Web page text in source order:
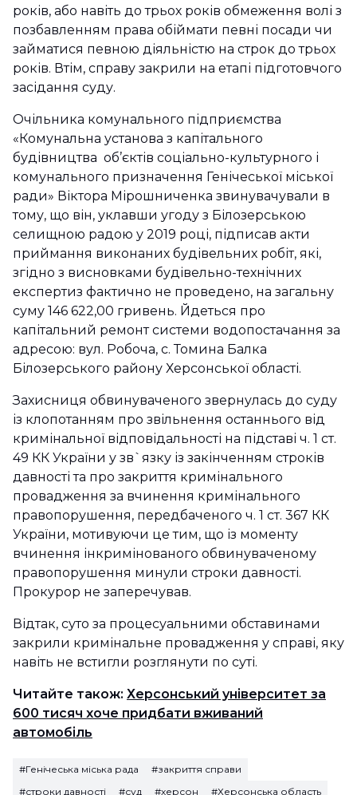
років, або навіть до трьох років обмеження волі з
позбавленням права обіймати певні посади чи
займатися певною діяльністю на строк до трьох
років. Втім, справу закрили на етапі підготовчого
засідання суду.
Очільника комунального підприємства
«Комунальна установа з капітального
будівництва об’єктів соціально-культурного і
комунального призначення Генічеської міської
ради» Віктора Мірошниченка звинувачували в
тому, що він, уклавши угоду з Білозерською
селищною радою у 2019 році, підписав акти
приймання виконаних будівельних робіт, які,
згідно з висновками будівельно-технічних
експертиз фактично не проведено, на загальну
суму 146 622,00 гривень. Йдеться про
капітальний ремонт системи водопостачання за
адресою: вул. Робоча, с. Томина Балка
Білозерського району Херсонської області.
Захисниця обвинуваченого звернулась до суду
із клопотанням про звільнення останнього від
кримінальної відповідальності на підставі ч. 1 ст.
49 КК України у зв`язку із закінченням строків
давності та про закриття кримінального
провадження за вчинення кримінального
правопорушення, передбаченого ч. 1 ст. 367 КК
України, мотивуючи це тим, що із моменту
вчинення інкримінованого обвинуваченому
правопорушення минули строки давності.
Прокурор не заперечував.
Відтак, суто за процесуальними обставинами
закрили кримінальне провадження у справі, яку
навіть не встигли розглянути по суті.
Читайте також: Херсонський університет за
600 тисяч хоче придбати вживаний
автомобіль
#Генічеська міська рада
#закриття справи
#строки давності
#суд #херсон #Херсонська область